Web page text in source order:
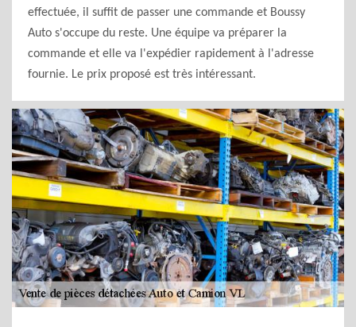
effectuée, il suffit de passer une commande et Boussy
Auto s'occupe du reste. Une équipe va préparer la
commande et elle va l'expédier rapidement à l'adresse
fournie. Le prix proposé est très intéressant.